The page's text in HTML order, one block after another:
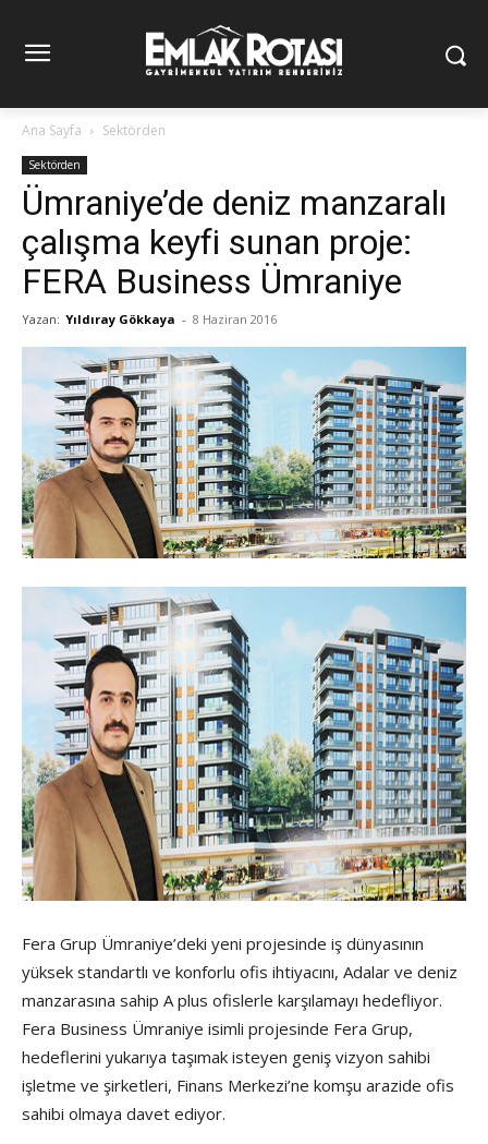
Ana Sayfa Sektörden
Sektörden
Ümraniye’de deniz manzaralı
çalışma keyfi sunan proje:
FERA Business Ümraniye
Yazan: Yıldıray Gökkaya - 8 Haziran 2016
Fera Grup Ümraniye’deki yeni projesinde iş dünyasının
yüksek standartlı ve konforlu ofis ihtiyacını, Adalar ve deniz
manzarasına sahip A plus ofislerle karşılamayı hedefliyor.
Fera Business Ümraniye isimli projesinde Fera Grup,
hedeflerini yukarıya taşımak isteyen geniş vizyon sahibi
işletme ve şirketleri, Finans Merkezi’ne komşu arazide ofis
sahibi olmaya davet ediyor.